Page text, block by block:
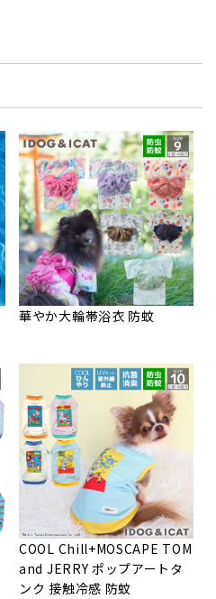
華やか大輪帯浴衣 防蚊
COOL Chill+MOSCAPE TOM
and JERRY ポップアートタ
ンク 接触冷感 防蚊